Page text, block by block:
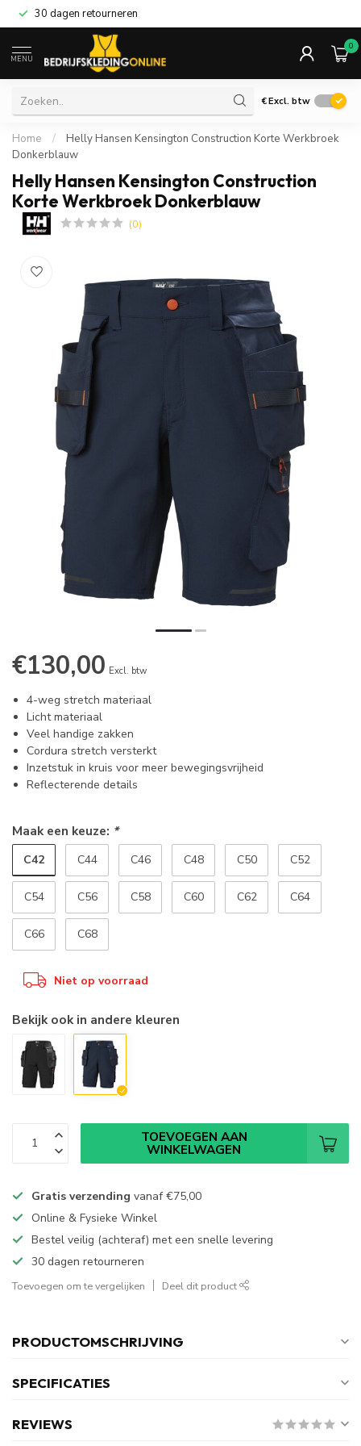
30 dagen retourneren
MENU
0
€Excl. btw
Home /
Helly Hansen Kensington Construction Korte Werkbroek
Donkerblauw
Helly Hansen Kensington Construction
Korte Werkbroek Donkerblauw
(0)
€130,00 Excl. btw
4-weg stretch materiaal
Licht materiaal
Veel handige zakken
Cordura stretch versterkt
Inzetstuk in kruis voor meer bewegingsvrijheid
Reflecterende details
Maak een keuze: *
C42 C44 C46 C48 C50 C52
C54 C56 C58 C60 C62 C64
C66 C68
Niet op voorraad
Bekijk ook in andere kleuren
TOEVOEGEN AAN
WINKELWAGEN
Gratis verzending vanaf€75,00
Online & Fysieke Winkel
Bestel veilig (achteraf) met een snelle levering
30 dagen retourneren
Toevoegen om te vergelijken Deel dit product
PRODUCTOMSCHRIJVING
SPECIFICATIES
REVIEWS